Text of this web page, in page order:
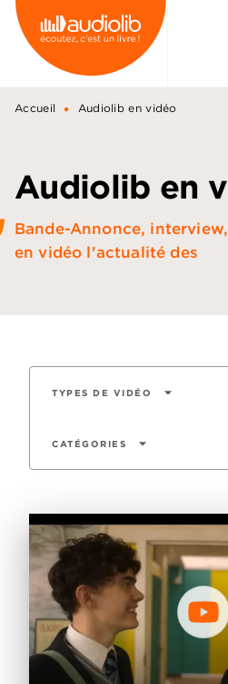
MENU RECHERCHE
PIED DE PAGE
Accueil • Audiolib en vidéo
Audiolib en
Bande-Annonce,
en vidéo l'actualité des
TYPES DE VIDÉO arrow_drop_down
CATÉGORIES arrow_drop_down